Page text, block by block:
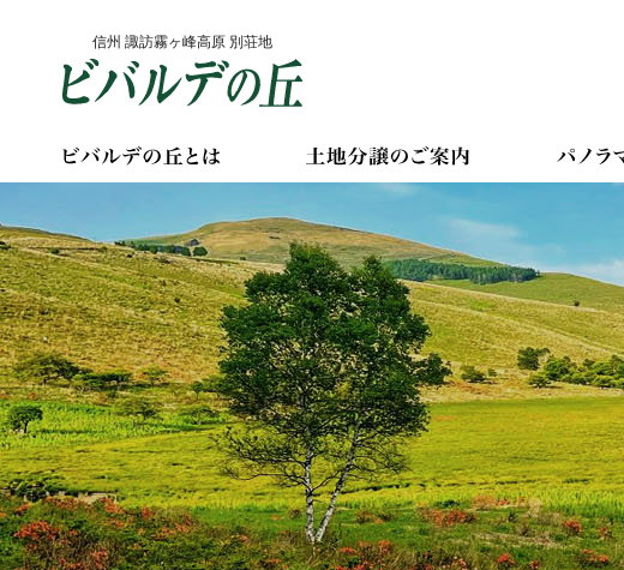
信州 諏訪霧ヶ峰高原 別荘地